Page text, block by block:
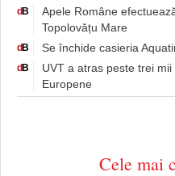
dB
Apele Române
Topolovățu Mare
dB Se închide casieria
dB
UVT a atras peste trei
Europene
Cele mai